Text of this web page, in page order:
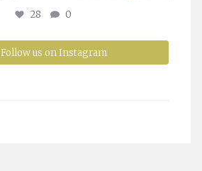
28 0
Follow us on Instagram